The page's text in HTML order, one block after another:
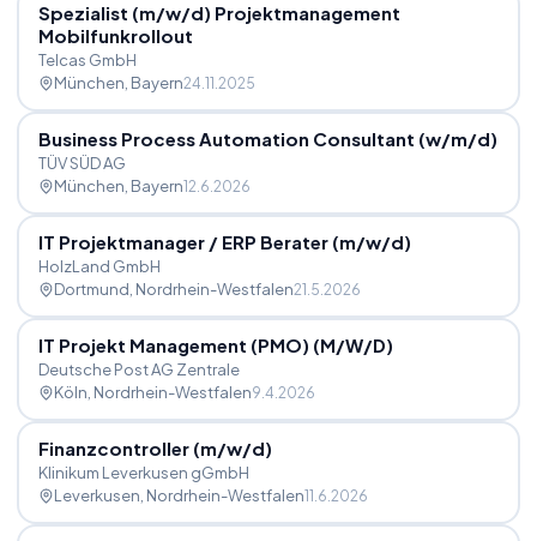
Spezialist (m/w/d) Projektmanagement
Mobilfunkrollout
Telcas GmbH
München , Bayern24.11.2025
Business Process Automation Consultant (w/m/d)
TÜV SÜD AG
München , Bayern12.6.2026
IT Projektmanager /ERP Berater (m/w/d)
HolzLand GmbH
Dortmund , Nordrhein-Westfalen21.5.2026
IT Projekt Management (PMO) (M/W/D)
Deutsche Post AG Zentrale
Köln , Nordrhein-Westfalen9.4.2026
Finanzcontroller (m/w/d)
Klinikum Leverkusen gGmbH
Leverkusen , Nordrhein-Westfalen11.6.2026